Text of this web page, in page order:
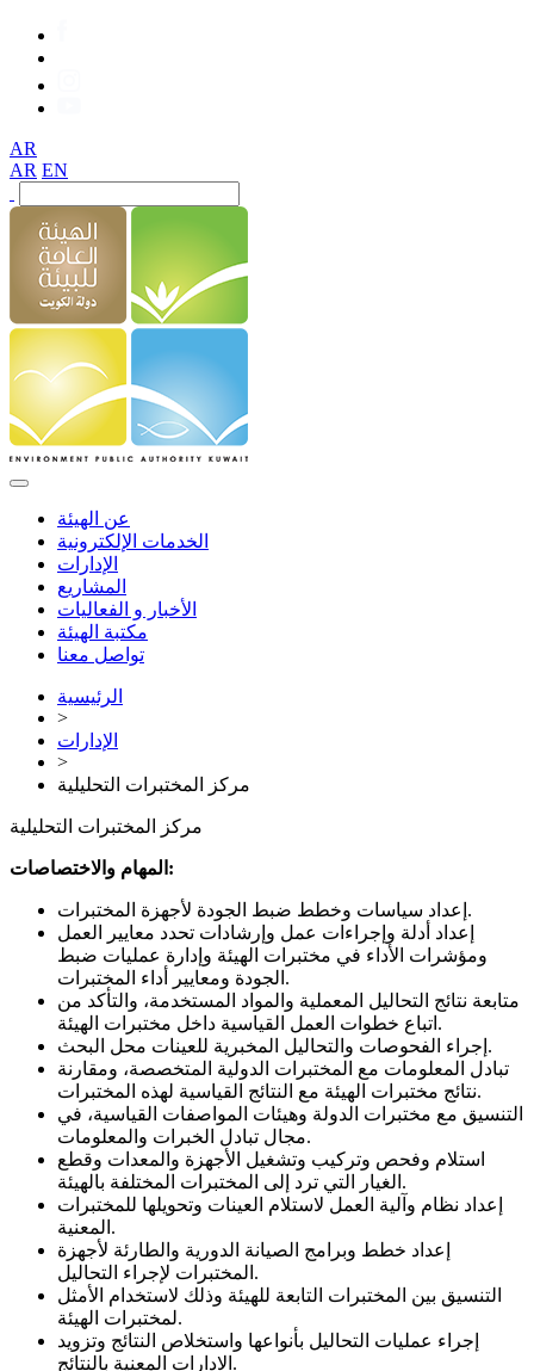
AR
AR EN
عن الهيئة
الخدمات الإلكترونية
الإدارات
المشاريع
الأخبار و الفعاليات
مكتبة الهيئة
تواصل معنا
الرئيسية
>
الإدارات
>
مركز المختبرات التحليلية
مركز المختبرات التحليلية
المهام والاختصاصات:
إعداد سياسات وخطط ضبط الجودة لأجهزة المختبرات.
إعداد أدلة وإجراءات عمل وإرشادات تحدد معايير العمل
ومؤشرات الأداء في مختبرات الهيئة وإدارة عمليات ضبط
الجودة ومعايير أداء المختبرات.
متابعة نتائج التحاليل المعملية والمواد المستخدمة، والتأكد من
اتباع خطوات العمل القياسية داخل مختبرات الهيئة.
إجراء الفحوصات والتحاليل المخبرية للعينات محل البحث.
تبادل المعلومات مع المختبرات الدولية المتخصصة، ومقارنة
نتائج مختبرات الهيئة مع النتائج القياسية لهذه المختبرات.
التنسيق مع مختبرات الدولة وهيئات المواصفات القياسية، في
مجال تبادل الخبرات والمعلومات.
استلام وفحص وتركيب وتشغيل الأجهزة والمعدات وقطع
الغيار التي ترد إلى المختبرات المختلفة بالهيئة.
إعداد نظام وآلية العمل لاستلام العينات وتحويلها للمختبرات
المعنية.
إعداد خطط وبرامج الصيانة الدورية والطارئة لأجهزة
المختبرات لإجراء التحاليل.
التنسيق بين المختبرات التابعة للهيئة وذلك لاستخدام الأمثل
لمختبرات الهيئة.
إجراء عمليات التحاليل بأنواعها واستخلاص النتائج وتزويد
الادارات المعنية بالنتائج.